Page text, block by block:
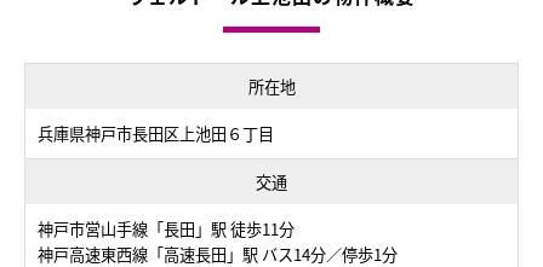
所在地
兵庫県神戸市長田区上池田６丁目
交通
神戸市営山手線「長田」駅 徒歩11分
神戸高速東西線「高速長田」駅 バス14分／停歩1分